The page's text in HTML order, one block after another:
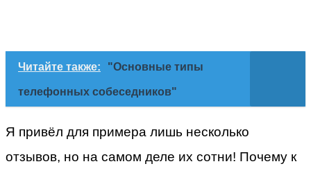
Читайте также: "Основные типы
телефонных собеседников"
Я привёл для примера лишь несколько
отзывов, но на самом деле их сотни! Почему к